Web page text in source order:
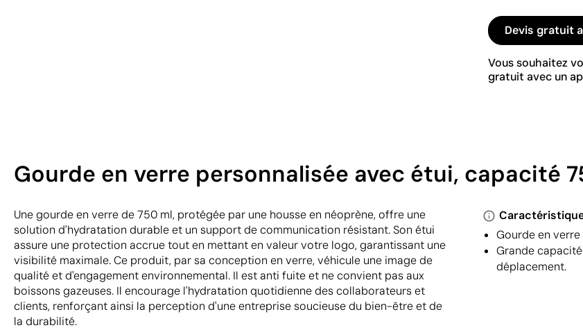
Devis gratuit
Vous souhaitez
gratuit avec un
Gourde en verre personnalisée avec étui, capacité
Une gourde en verre de 750 ml, protégée par une housse en néoprène, offre une
solution d'hydratation durable et un support de communication résistant. Son étui
assure une protection accrue tout en mettant en valeur votre logo, garantissant une
visibilité maximale. Ce produit, par sa conception en verre, véhicule une image de
qualité et d'engagement environnemental. Il est anti fuite et ne convient pas aux
boissons gazeuses. Il encourage l'hydratation quotidienne des collaborateurs et
clients, renforçant ainsi la perception d'une entreprise soucieuse du bien-être et de
la durabilité.
Gourde en
Grande
déplacement.